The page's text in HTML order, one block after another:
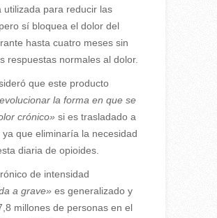
utilizada para reducir las
sí bloquea el dolor del
hasta cuatro meses sin
respuestas normales al dolor.
que este producto
la forma en que se
crónico» si es trasladado a
ya que eliminaría la necesidad
diaria de opioides.
de intensidad
a grave» es generalizado y
millones de personas en el